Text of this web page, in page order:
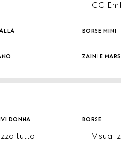
GG
borse mini
zaini e
donna
tutto
borse